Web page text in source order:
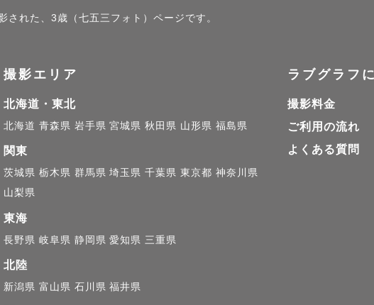
相談ください。
て最適な時間帯が異なりますので、ご相談ください。）
雰囲気のお写真から、夕暮れならではのドラマチックな一枚ま
に変化する光を活かした撮影が得意です。
囲気のお写真はもちろん、SNSのアイコンにも使いやすい少し
気のある写真や、エモーショナルなテイストのお写真も撮影し
れた、3歳（七五三フォト）ページです。
撮影エリア
北海道・東北
北海道 青森県 岩手県 宮城県 秋田県 山形県 福島県
関東
茨城県 栃木県 群馬県 埼玉県 千葉県 東京都 神奈川県
山梨県
東海
長野県 岐阜県 静岡県 愛知県 三重県
北陸
新潟県 富山県 石川県 福井県
ラブグラフ
撮影料金
ご利用の流れ
よくある質問